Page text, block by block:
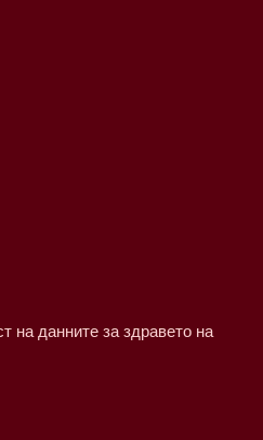
на данните за здравето на